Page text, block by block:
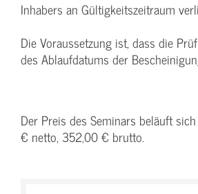
Inhabers an Gültigkeitszeitraum
Die Voraussetzung ist, dass die
des Ablaufdatums der
Der Preis des Seminars beläuft
€ netto, 352,00 € brutto.